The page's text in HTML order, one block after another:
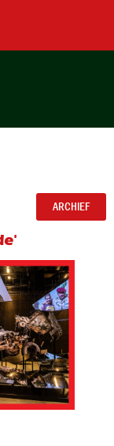
ARCHIEF